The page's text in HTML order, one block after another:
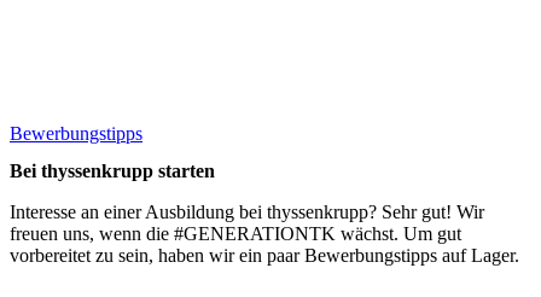
Bewerbungstipps
Bei thyssenkrupp starten
Interesse an einer Ausbildung bei thyssenkrupp? Sehr gut! Wir
freuen uns, wenn die #GENERATIONTK wächst. Um gut
vorbereitet zu sein, haben wir ein paar Bewerbungstipps auf Lager.